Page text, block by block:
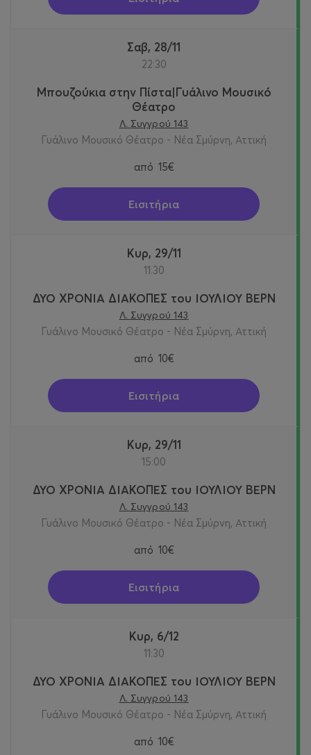
Σαβ, 28/11
22:30
Μπουζούκια στην Πίστα|Γυάλινο Μουσικό
Θέατρο
Λ. Συγγρού 143
Γυάλινο Μουσικό Θέατρο - Νέα Σμύρνη, Αττική
από 15€
Εισιτήρια
Κυρ, 29/11
11:30
ΔΥΟ ΧΡΟΝΙΑ ΔΙΑΚΟΠΕΣ του ΙΟΥΛΙΟΥ ΒΕΡΝ
Λ. Συγγρού 143
Γυάλινο Μουσικό Θέατρο - Νέα Σμύρνη, Αττική
από 10€
Εισιτήρια
Κυρ, 29/11
15:00
ΔΥΟ ΧΡΟΝΙΑ ΔΙΑΚΟΠΕΣ του ΙΟΥΛΙΟΥ ΒΕΡΝ
Λ. Συγγρού 143
Γυάλινο Μουσικό Θέατρο - Νέα Σμύρνη, Αττική
από 10€
Εισιτήρια
Κυρ, 6/12
11:30
ΔΥΟ ΧΡΟΝΙΑ ΔΙΑΚΟΠΕΣ του ΙΟΥΛΙΟΥ ΒΕΡΝ
Λ. Συγγρού 143
Γυάλινο Μουσικό Θέατρο - Νέα Σμύρνη, Αττική
από 10€